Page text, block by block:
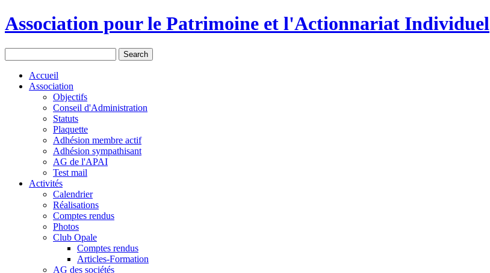
Association pour le Patrimoine et l'Actionnariat Individuel
Accueil
Association
Objectifs
Conseil d'Administration
Statuts
Plaquette
Adhésion membre actif
Adhésion sympathisant
AG de l'APAI
Test mail
Activités
Calendrier
Réalisations
Comptes rendus
Photos
Club Opale
Comptes rendus
Articles-Formation
AG des sociétés